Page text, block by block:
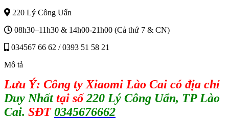
220 Lý Công Uẩn
08h30–11h30 & 14h00-21h00 (Cả thứ 7 & CN)
034567 66 62 / 0393 51 58 21
Mô tả
Lưu Ý: Công ty Xiaomi Lào Cai có địa chỉ
Duy Nhấttại số220 Lý Công Uẩn, TP Lào
Cai. SĐT0345676662